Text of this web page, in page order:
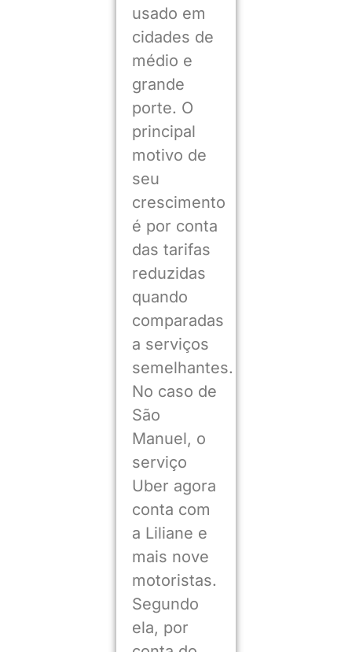
usado em
cidades de
médio e
grande
porte. O
principal
motivo de
seu
crescimento
é por conta
das tarifas
reduzidas
quando
comparadas
a serviços
semelhantes.
No caso de
São
Manuel, o
serviço
Uber agora
conta com
a Liliane e
mais nove
motoristas.
Segundo
ela, por